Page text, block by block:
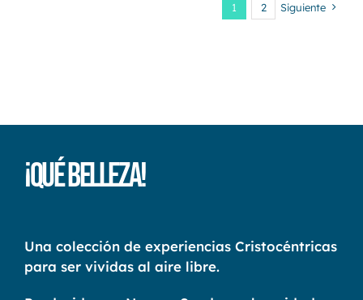
1 2 Siguiente
¡Qué Belleza!
Una colección de experiencias Cristocéntricas
para ser vividas al aire libre.